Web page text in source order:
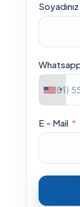
Soyadınız
E - Mail